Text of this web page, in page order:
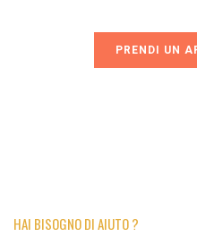
PRENDI UN
HAI BISOGNO DI AIUTO ?